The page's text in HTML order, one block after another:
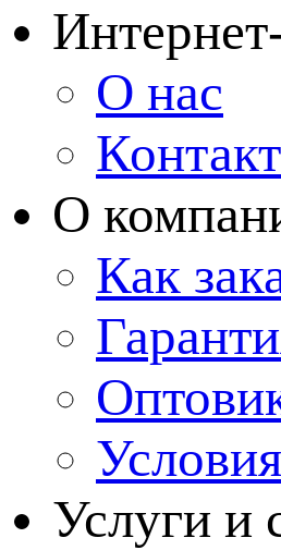
О нас
О
Как
Услуги и